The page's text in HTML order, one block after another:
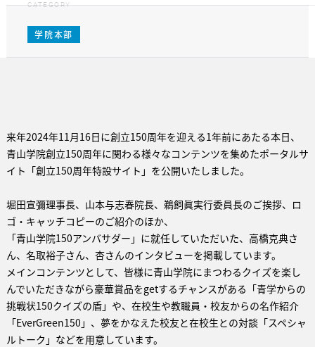
CATEGORY
学院本部
来年2024年11月16日に創立150周年を迎える1年前にあたる本日、
青山学院創立150周年に関わる様々なコンテンツを集めたポータルサ
イト「創立150周年特設サイト」を公開いたしました。
堀田宣彌理事長、山本与志春院長、鵜飼眞実行委員長のご挨拶、ロ
ゴ・キャッチコピーのご紹介のほか、
「青山学院150アンバサダー」に就任していただいた、高橋克典さ
ん、名取裕子さん、杏さんのインタビューを掲載しています。
メインコンテンツとして、皆様に青山学院にまつわるクイズを楽し
んでいただきながら豪華賞品をgetするチャンスがある「青学からの
挑戦状150クイズの盾」や、在校生や教職員・校友からの名作紹介
「EverGreen150」、夢をかなえた校友と在校生との対談「スペシャ
ルトーク」などを用意しています。